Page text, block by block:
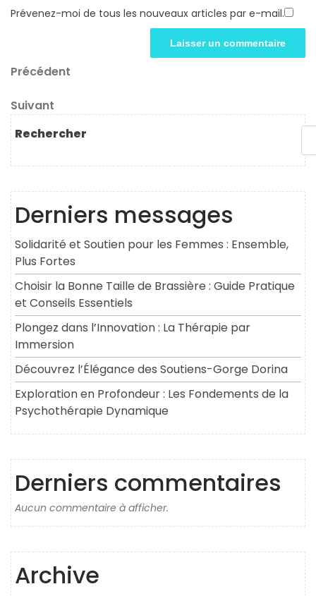
Prévenez-moi de tous les nouveaux articles par e-mail.
Navigation
de
l’article
Article
Précédent
Article
suivant
Suivant
Rechercher
Derniers messages
Solidarité et Soutien pour les Femmes : Ensemble,
Plus Fortes
Choisir la Bonne Taille de Brassière : Guide Pratique
et Conseils Essentiels
Plongez dans l’Innovation : La Thérapie par
Immersion
Découvrez l’Élégance des Soutiens-Gorge Dorina
Exploration en Profondeur : Les Fondements de la
Psychothérapie Dynamique
Derniers commentaires
Aucun commentaire à afficher.
Archive